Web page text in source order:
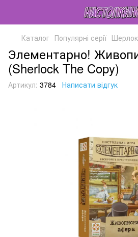
Каталог Популярні серії Шерлок
Элементарно!
(Sherlock The Copy)
Артикул: 3784 Написати відгук